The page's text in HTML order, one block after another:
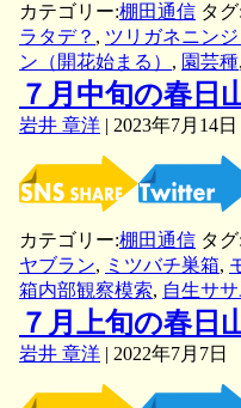
カテゴリー:棚田通信 タグ:
ラタデ？ , ツリガネニン
ン（開花始まる） , 園芸種,
７月中旬の春日
岩井 章洋 | 2023年7月14日
カテゴリー:棚田通信 タグ:
ヤブラン, ミツバチ巣箱,
箱内部観察模索, 自生ササ
７月上旬の春日
岩井 章洋 | 2022年7月7日